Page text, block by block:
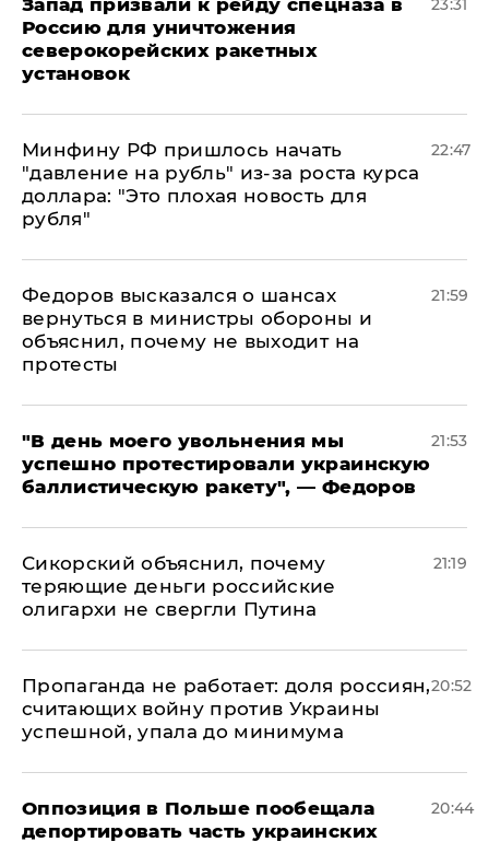
Запад призвали к рейду спецназа в
Россию для уничтожения
северокорейских ракетных
установок
23:31
Минфину РФ пришлось начать
"давление на рубль" из-за роста курса
доллара: "Это плохая новость для
рубля"
22:47
Федоров высказался о шансах
вернуться в министры обороны и
объяснил, почему не выходит на
протесты
21:59
​"В день моего увольнения мы
успешно протестировали украинскую
баллистическую ракету", — Федоров
21:53
Сикорский объяснил, почему
теряющие деньги российские
олигархи не свергли Путина
21:19
​Пропаганда не работает: доля россиян,
считающих войну против Украины
успешной, упала до минимума
20:52
Оппозиция в Польше пообещала
депортировать часть украинских
20:44